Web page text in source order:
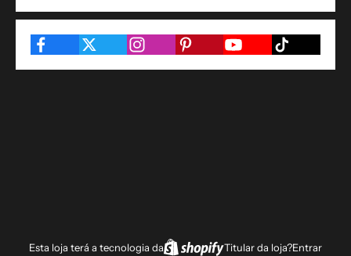
Esta loja terá a tecnologia da Titular da loja?Entrar